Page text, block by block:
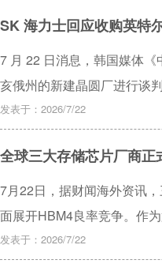
SK 海力士回应收购英特
7 月 22 日消息，韩国媒体
亥俄州的新建晶圆厂进行谈
发表于：2026/7/22
全球三大存储芯片厂商
7月22日，据财闻海外资讯
面展开HBM4良率竞争。作
Rubin等AI加速芯片，成为下
发表于：2026/7/22